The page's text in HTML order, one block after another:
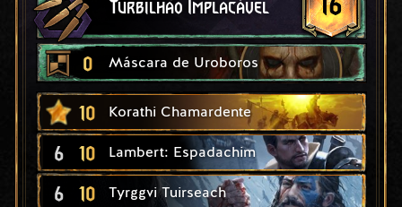
Turbilhão Implacável
0 Máscara de Uroboros
10 Korathi Chamardente
6 10 Lambert: Espadachim
6 10 Tyrggvi Tuirseach